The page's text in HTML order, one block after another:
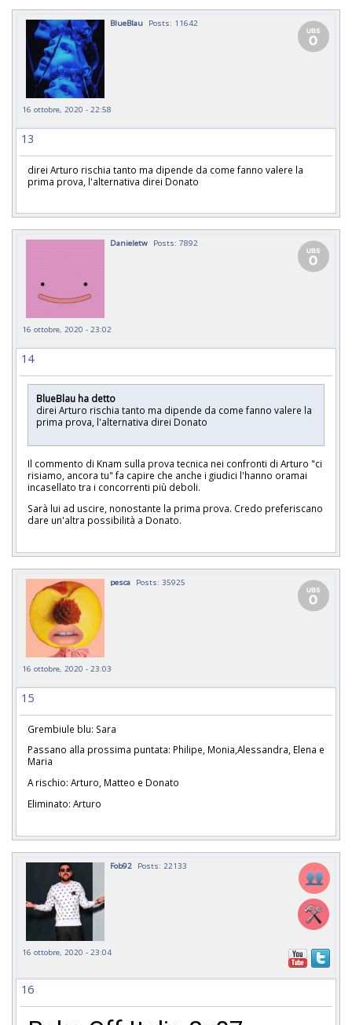
BlueBlau Posts: 11642
16 ottobre, 2020 - 22:58
13
direi Arturo rischia tanto ma dipende da come fanno valere la
prima prova, l'alternativa direi Donato
Danieletw Posts: 7892
16 ottobre, 2020 - 23:02
14
BlueBlau ha detto
direi Arturo rischia tanto ma dipende da come fanno valere la
prima prova, l'alternativa direi Donato
Il commento di Knam sulla prova tecnica nei confronti di Arturo "ci
risiamo, ancora tu" fa capire che anche i giudici l'hanno oramai
incasellato tra i concorrenti più deboli.
Sarà lui ad uscire, nonostante la prima prova. Credo preferiscano
dare un'altra possibilità a Donato.
pesca Posts: 35925
16 ottobre, 2020 - 23:03
15
Grembiule blu: Sara
Passano alla prossima puntata: Philipe, Monia,Alessandra, Elena e
Maria
A rischio: Arturo, Matteo e Donato
Eliminato: Arturo
Fob92 Posts: 22133
16 ottobre, 2020 - 23:04
16